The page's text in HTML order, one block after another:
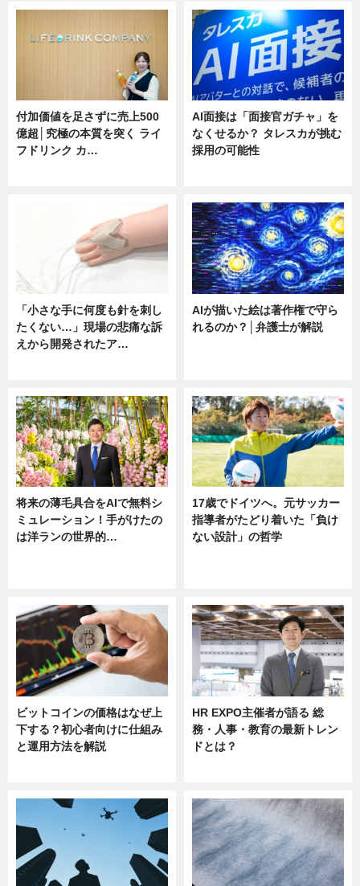
付加価値を足さずに売上500
億超│究極の本質を突く ライ
フドリンク カ…
AI面接は「面接官ガチャ」を
なくせるか？ タレスカが挑む
採用の可能性
「小さな手に何度も針を刺し
たくない…」現場の悲痛な訴
えから開発されたア…
AIが描いた絵は著作権で守ら
れるのか？│弁護士が解説
将来の薄毛具合をAIで無料シ
ミュレーション！手がけたの
は洋ランの世界的…
17歳でドイツへ。元サッカー
指導者がたどり着いた「負け
ない設計」の哲学
ビットコインの価格はなぜ上
下する？初心者向けに仕組み
と運用方法を解説
HR EXPO主催者が語る 総
務・人事・教育の最新トレン
ドとは？